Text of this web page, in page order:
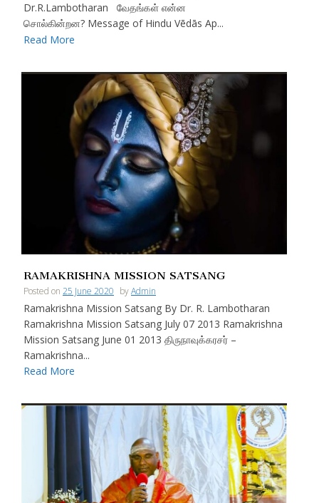
Dr.R.Lambotharan வேதங்கள் என்ன
சொல்கின்றன? Message of Hindu Vēdās Ap...
Read More
RAMAKRISHNA MISSION SATSANG
Posted on 25 June 2020 byAdmin
Ramakrishna Mission Satsang By Dr. R. Lambotharan
Ramakrishna Mission Satsang July 07 2013 Ramakrishna
Mission Satsang June 01 2013 திருநாவுக்கரசர் –
Ramakrishna...
Read More